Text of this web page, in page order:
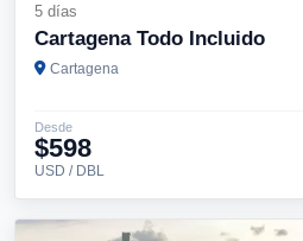
5 días
Cartagena Todo Incluido
Cartagena
Desde
$598
USD / DBL